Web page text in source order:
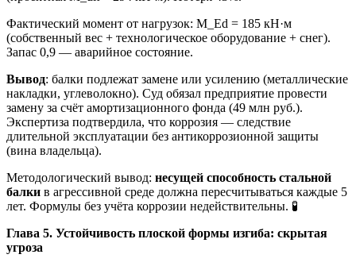
Фактический момент от нагрузок: M_Ed = 185 кН·м
(собственный вес + технологическое оборудование + снег).
Запас 0,9 — аварийное состояние.
Вывод: балки подлежат замене или усилению (металлические
накладки, углеволокно). Суд обязал предприятие провести
замену за счёт амортизационного фонда (49 млн руб.).
Экспертиза подтвердила, что коррозия — следствие
длительной эксплуатации без антикоррозионной защиты
(вина владельца).
Методологический вывод: несущей способность стальной
балки в агрессивной среде должна пересчитываться каждые 5
лет. Формулы без учёта коррозии недействительны. 🧪
Глава 5. Устойчивость плоской формы изгиба: скрытая
угроза